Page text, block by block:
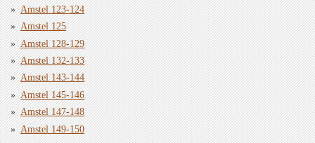
Amstel 123-124
Amstel 125
Amstel 128-129
Amstel 132-133
Amstel 143-144
Amstel 145-146
Amstel 147-148
Amstel 149-150